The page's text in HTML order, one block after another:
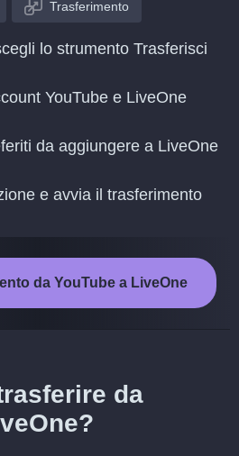
Trasferimento
lo strumento Trasferisci
YouTube e LiveOne
da aggiungere a LiveOne
e avvia il trasferimento
da YouTube a LiveOne
da